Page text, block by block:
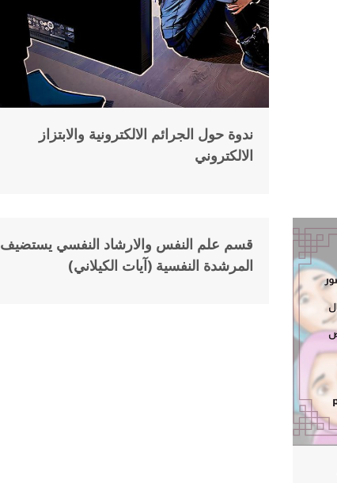
ندوة حول الجرائم الالكترونية والابتزاز
الالكتروني
02
ديسمبر
قسم علم النفس والارشاد النفسي يستضيف
المرشدة النفسية (آيات الكيلاني)